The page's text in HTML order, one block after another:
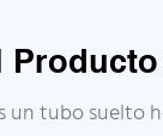
Producto
un tubo suelto